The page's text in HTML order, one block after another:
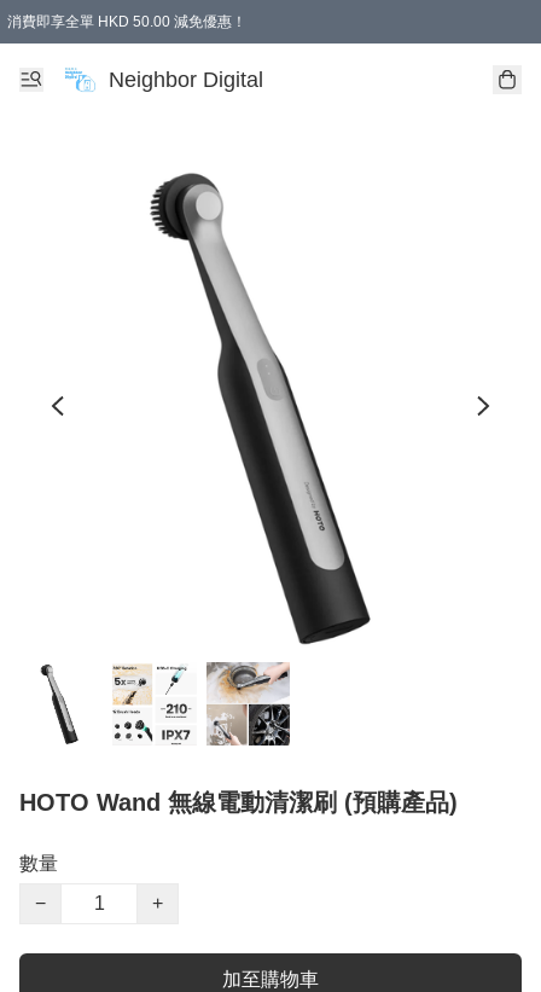
消費即享全單 HKD 50.00 減免優惠！
Neighbor Digital
HOTO Wand 無線電動清潔刷 (預購產品)
數量
−
+
加至購物車